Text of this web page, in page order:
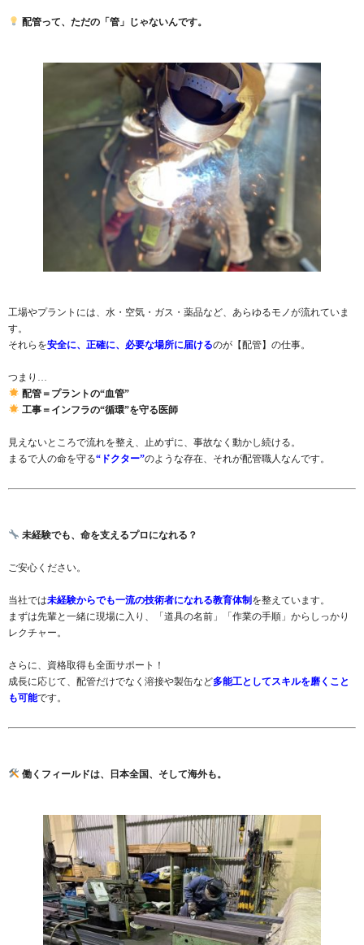
配管って、ただの「管」じゃないんです。
工場やプラントには、水・空気・ガス・薬品など、あらゆるモノが流れていま
す。
それらを安全に、正確に、必要な場所に届けるのが【配管】の仕事。
つまり…
配管＝プラントの“血管”
工事＝インフラの“循環”を守る医師
見えないところで流れを整え、止めずに、事故なく動かし続ける。
まるで人の命を守る“ドクター”のような存在、それが配管職人なんです。
未経験でも、命を支えるプロになれる？
ご安心ください。
当社では未経験からでも一流の技術者になれる教育体制 を整えています。
まずは先輩と一緒に現場に入り、「道具の名前」「作業の手順」からしっかり
レクチャー。
さらに、資格取得も全面サポート！
成長に応じて、配管だけでなく溶接や製缶など多能工としてスキルを磨くこと
も可能です。
働くフィールドは、日本全国、そして海外も。